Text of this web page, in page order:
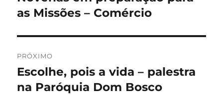
Post
anterior:
as Missões – Comércio
PRÓXIMO
Próximo
post:
Escolhe, pois a vida – palestra
na Paróquia Dom Bosco